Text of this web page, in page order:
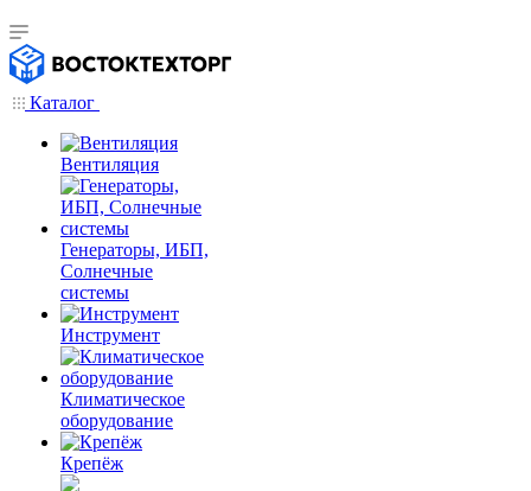
Каталог
Вентиляция
Генераторы, ИБП,
Солнечные
системы
Инструмент
Климатическое
оборудование
Крепёж